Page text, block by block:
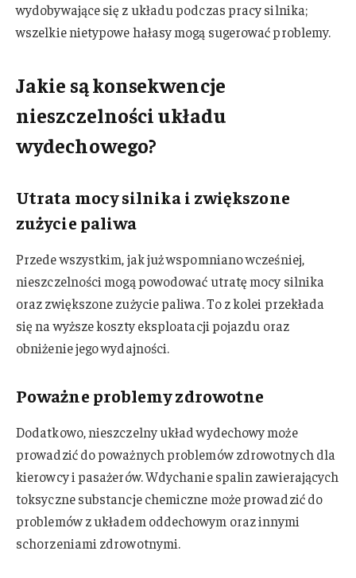
wydobywające się z układu podczas pracy silnika;
wszelkie nietypowe hałasy mogą sugerować problemy.
Jakie są konsekwencje
nieszczelności układu
wydechowego?
Utrata mocy silnika i zwiększone
zużycie paliwa
Przede wszystkim, jak już wspomniano wcześniej,
nieszczelności mogą powodować utratę mocy silnika
oraz zwiększone zużycie paliwa. To z kolei przekłada
się na wyższe koszty eksploatacji pojazdu oraz
obniżenie jego wydajności.
Poważne problemy zdrowotne
Dodatkowo, nieszczelny układ wydechowy może
prowadzić do poważnych problemów zdrowotnych dla
kierowcy i pasażerów. Wdychanie spalin zawierających
toksyczne substancje chemiczne może prowadzić do
problemów z układem oddechowym oraz innymi
schorzeniami zdrowotnymi.